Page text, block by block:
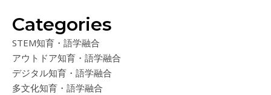
Categories
STEM知育・語学融合
アウトドア知育・語学融合
デジタル知育・語学融合
多文化知育・語学融合